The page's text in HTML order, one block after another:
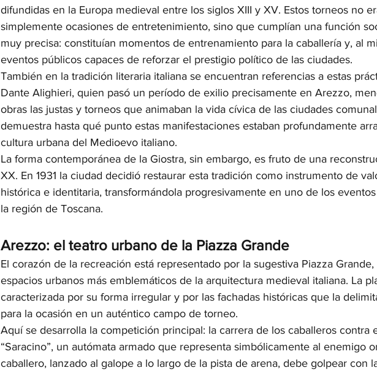
difundidas en la Europa medieval entre los siglos XIII y XV. Estos torneos no
simplemente ocasiones de entretenimiento, sino que cumplían una función
muy precisa: constituían momentos de entrenamiento para la caballería y, al
eventos públicos capaces de reforzar el prestigio político de las ciudades.
También en la tradición literaria italiana se encuentran referencias a estas
Dante Alighieri, quien pasó un período de exilio precisamente en Arezzo,
obras las justas y torneos que animaban la vida cívica de las ciudades
demuestra hasta qué punto estas manifestaciones estaban profundamente
cultura urbana del Medioevo italiano.
La forma contemporánea de la Giostra, sin embargo, es fruto de una
XX. En 1931 la ciudad decidió restaurar esta tradición como instrumento de
histórica e identitaria, transformándola progresivamente en uno de los
la región de Toscana.
Arezzo: el teatro urbano de la Piazza Grande
El corazón de la recreación está representado por la sugestiva Piazza
espacios urbanos más emblemáticos de la arquitectura medieval italiana. La
caracterizada por su forma irregular y por las fachadas históricas que la
para la ocasión en un auténtico campo de torneo.
Aquí se desarrolla la competición principal: la carrera de los caballeros contra
“Saracino”, un autómata armado que representa simbólicamente al enemigo
caballero, lanzado al galope a lo largo de la pista de arena, debe golpear con